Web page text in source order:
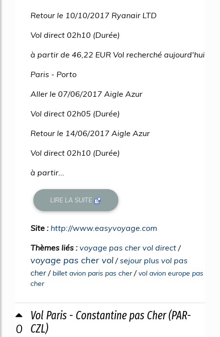
Retour le 10/10/2017 Ryanair LTD
Vol direct 02h10 (Durée)
à partir de 46,22 EUR Vol recherché aujourd'hui
Paris - Porto
Aller le 07/06/2017 Aigle Azur
Vol direct 02h05 (Durée)
Retour le 14/06/2017 Aigle Azur
Vol direct 02h10 (Durée)
à partir...
LIRE LA SUITE
Site : http://www.easyvoyage.com
Thèmes liés : voyage pas cher vol direct /
voyage pas cher vol /sejour plus vol pas
cher /billet avion paris pas cher/vol avion europe pas
cher
0
Vol Paris - Constantine pas Cher (PAR-
CZL)